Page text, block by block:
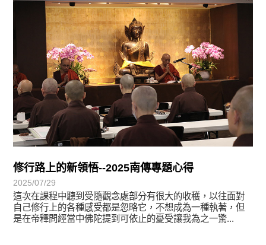
修行路上的新領悟--2025南傳專題心得
2025/07/29
這次在課程中聽到受隨觀念處部分有很大的收穫，以往面對
自己修行上的各種感受都是忽略它，不想成為一種執著，但
是在帝釋問經當中佛陀提到可依止的憂受讓我為之一驚...